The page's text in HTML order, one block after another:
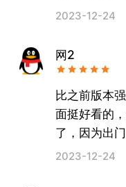
2023-12-24
网2
比之前版本
面挺好看的
了，因为出
2023-12-24